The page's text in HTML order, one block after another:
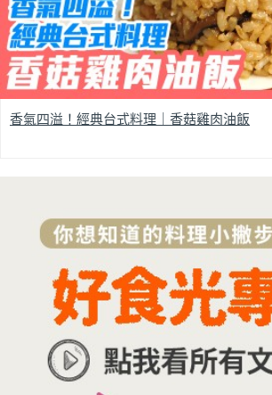
香氣四溢！經典台式料理｜香菇雞肉油飯